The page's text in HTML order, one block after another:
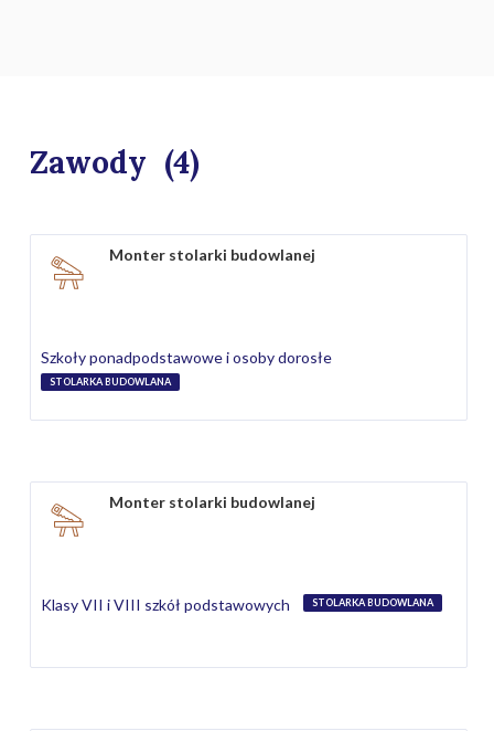
Zawody (4)
Monter stolarki budowlanej
Szkoły ponadpodstawowe i osoby dorosłe
STOLARKA BUDOWLANA
Monter stolarki budowlanej
Klasy VII i VIII szkół podstawowych STOLARKA BUDOWLANA